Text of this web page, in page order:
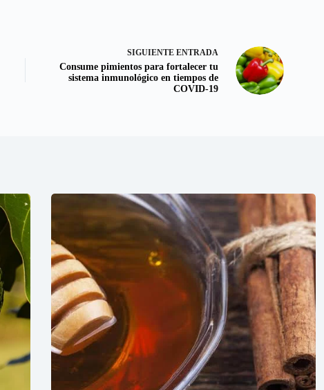
SIGUIENTE ENTRADA
Consume pimientos para fortalecer tu
sistema inmunológico en tiempos de
COVID-19